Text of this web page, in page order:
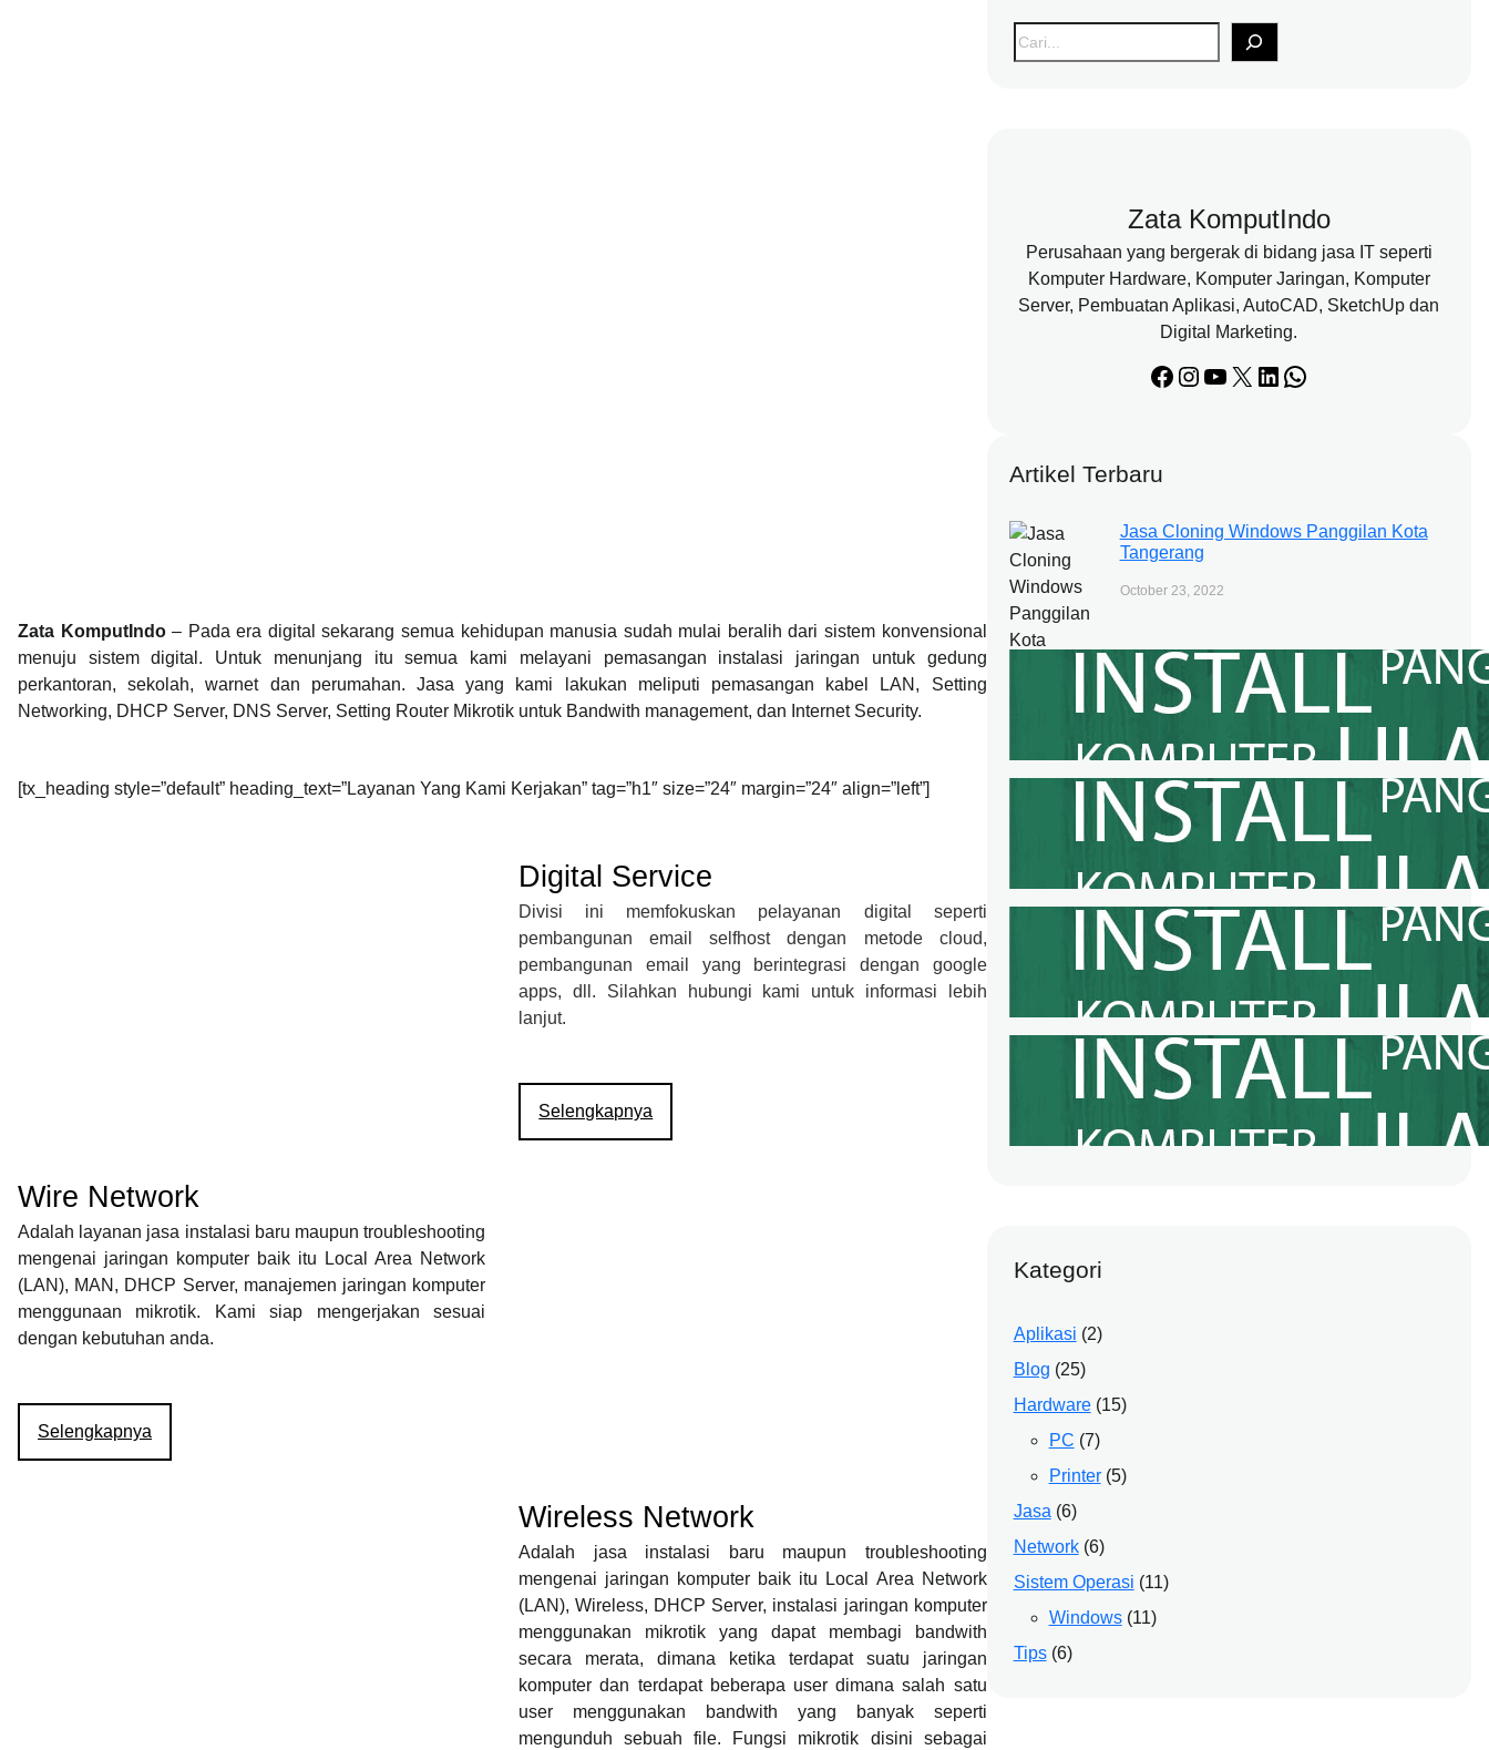
Zata KomputIndo– Pada era digital sekarang semua kehidupan manusia sudah mulai beralih dari sistem konvensional
menuju sistem digital. Untuk menunjang itu semua kami melayani pemasangan instalasi jaringan untuk gedung
perkantoran, sekolah, warnet dan perumahan. Jasa yang kami lakukan meliputi pemasangan kabel LAN, Setting
Networking, DHCP Server, DNS Server, Setting Router Mikrotik untuk Bandwith management, dan Internet Security.
[tx_heading style=”default” heading_text=”Layanan Yang Kami Kerjakan” tag=”h1″ size=”24″ margin=”24″ align=”left”]
Digital Service
Divisi ini memfokuskan pelayanan digital seperti
pembangunan email selfhost dengan metode cloud,
pembangunan email yang berintegrasi dengan google
apps, dll. Silahkan hubungi kami untuk informasi lebih
lanjut.
Selengkapnya
Wire Network
Adalah layanan jasa instalasi baru maupun troubleshooting
mengenai jaringan komputer baik itu Local Area Network
(LAN), MAN, DHCP Server, manajemen jaringan komputer
menggunaan mikrotik. Kami siap mengerjakan sesuai
dengan kebutuhan anda.
Selengkapnya
Wireless Network
Adalah jasa instalasi baru maupun troubleshooting
mengenai jaringan komputer baik itu Local Area Network
(LAN), Wireless, DHCP Server, instalasi jaringan komputer
menggunakan mikrotik yang dapat membagi bandwith
secara merata, dimana ketika terdapat suatu jaringan
komputer dan terdapat beberapa user dimana salah satu
user menggunakan bandwith yang banyak seperti
mengunduh sebuah file. Fungsi mikrotik disini sebagai
S
e
Zata KomputIndo
Perusahaan yang bergerak di bidang jasa IT seperti
Komputer Hardware, Komputer Jaringan, Komputer
Server, Pembuatan Aplikasi, AutoCAD, SketchUp dan
Digital Marketing.
Facebook Instagram YouTube X LinkedIn WhatsApp
Artikel Terbaru
Jasa Cloning Windows Panggilan Kota
Tangerang
October 23, 2022
Jasa Cloning Windows Panggilan Kota
Tangerang Selatan
Jasa Cloning Windows Panggilan
Kabupaten Bogor
Jasa Cloning Windows Panggilan Kota
Bogor
Jasa Cloning Windows Panggilan
Kabupaten Bekasi
Kategori
Aplikasi (2)
Blog (25)
Hardware(15)
PC (7)
Printer(5)
Jasa (6)
Network(6)
Sistem Operasi (11)
Windows(11)
Tips(6)